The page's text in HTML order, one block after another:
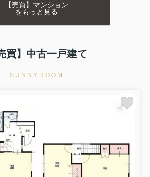
【売買】マンション
をもっと見る
買】中古一戸建て
SUNNYROOM